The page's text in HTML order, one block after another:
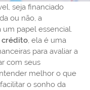
seja financiado
ou não, a
papel essencial.
crédito, ela é uma
para avaliar a
com seus
melhor o que
o sonho da